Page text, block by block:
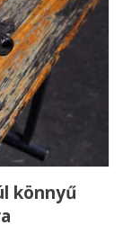
könnyű